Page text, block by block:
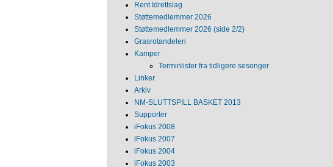
Rent Idrettslag
Støttemedlemmer 2026
Støttemedlemmer 2026 (side 2/2)
Grasrotandelen
Kamper
Terminlister fra tidligere sesonger
Linker
Arkiv
NM‐SLUTTSPILL BASKET 2013
Supporter
iFokus 2008
iFokus 2007
iFokus 2004
iFokus 2003